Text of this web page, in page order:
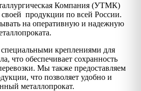
Компания (УТМК)
своей продукции по всей России.
на оперативную и надежную
креплениями для
что обеспечивает сохранность
Мы также предоставляем
что позволяет удобно и
металлопрокат.